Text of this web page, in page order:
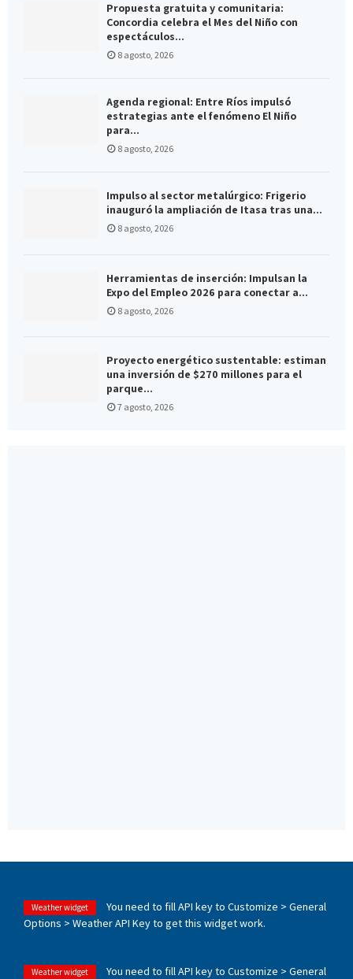
Propuesta gratuita y comunitaria:
Concordia celebra el Mes del Niño con
espectáculos...
8 agosto, 2026
Agenda regional: Entre Ríos impulsó
estrategias ante el fenómeno El Niño
para...
8 agosto, 2026
Impulso al sector metalúrgico: Frigerio
inauguró la ampliación de Itasa tras una...
8 agosto, 2026
Herramientas de inserción: Impulsan la
Expo del Empleo 2026 para conectar a...
8 agosto, 2026
Proyecto energético sustentable: estiman
una inversión de $270 millones para el
parque...
7 agosto, 2026
Weather widget
You need to fill API key to Customize > General
Options > Weather API Key to get this widget work.
Weather widget
You need to fill API key to Customize > General